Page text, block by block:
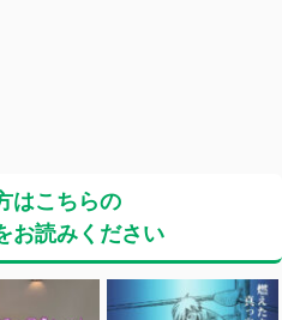
はこちらの
お読みください